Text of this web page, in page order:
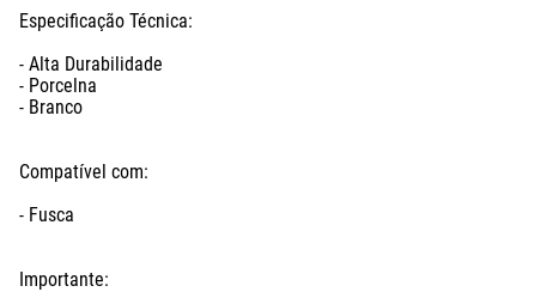
Especificação Técnica:
- Alta Durabilidade
- Porcelna
- Branco
Compatível com:
- Fusca
Importante: